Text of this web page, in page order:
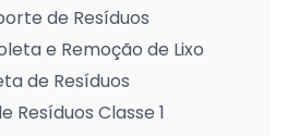
de Resíduos
e Remoção de Lixo
de Resíduos
Resíduos Classe 1